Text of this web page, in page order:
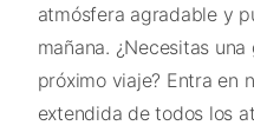
atmósfera agradable y
mañana. ¿Necesitas
próximo viaje? Entra en
extendida de todos los